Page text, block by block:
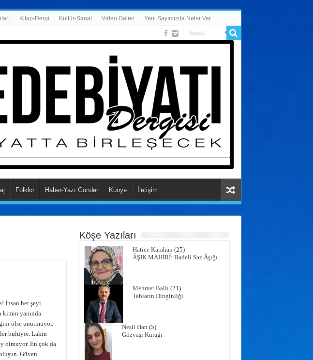
Kitap-Dergi Kültür-Sanat Video Galeri Yeni Sayımızda Neler Var
Folklor Haber-Yazı Gönder Künye İletişim
İnsan her şeyi
kimin yanında
ölse unutmuyor.
buluyor. Lakin
olmuyor. En çok da
Güven
Köşe Yazıları
Hatice Karahan (25)
ÂŞIK MAHİRÎ: Badeli Saz Âşığı
Mehmet Ballı(21)
Tabiatın Dinginliği
Nesli Han (5)
Gözyaşı Kurağı